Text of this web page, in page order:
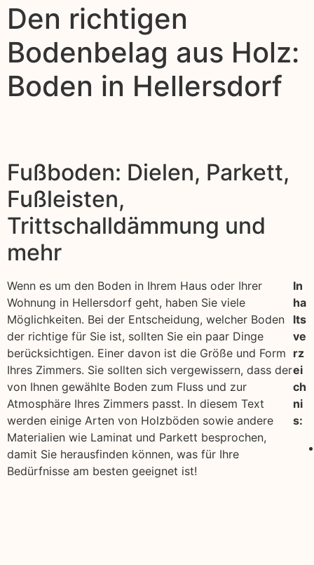
Den richtigen
Bodenbelag aus Holz:
Boden in Hellersdorf
Fußboden: Dielen, Parkett,
Fußleisten,
Trittschalldämmung und
mehr
Wenn es um den Boden in Ihrem Haus oder Ihrer
Wohnung in Hellersdorf geht, haben Sie viele
Möglichkeiten. Bei der Entscheidung, welcher Boden
der richtige für Sie ist, sollten Sie ein paar Dinge
berücksichtigen. Einer davon ist die Größe und Form
Ihres Zimmers. Sie sollten sich vergewissern, dass der
von Ihnen gewählte Boden zum Fluss und zur
Atmosphäre Ihres Zimmers passt. In diesem Text
werden einige Arten von Holzböden sowie andere
Materialien wie Laminat und Parkett besprochen,
damit Sie herausfinden können, was für Ihre
Bedürfnisse am besten geeignet ist!
In
ha
lts
ve
rz
ei
ch
ni
s: